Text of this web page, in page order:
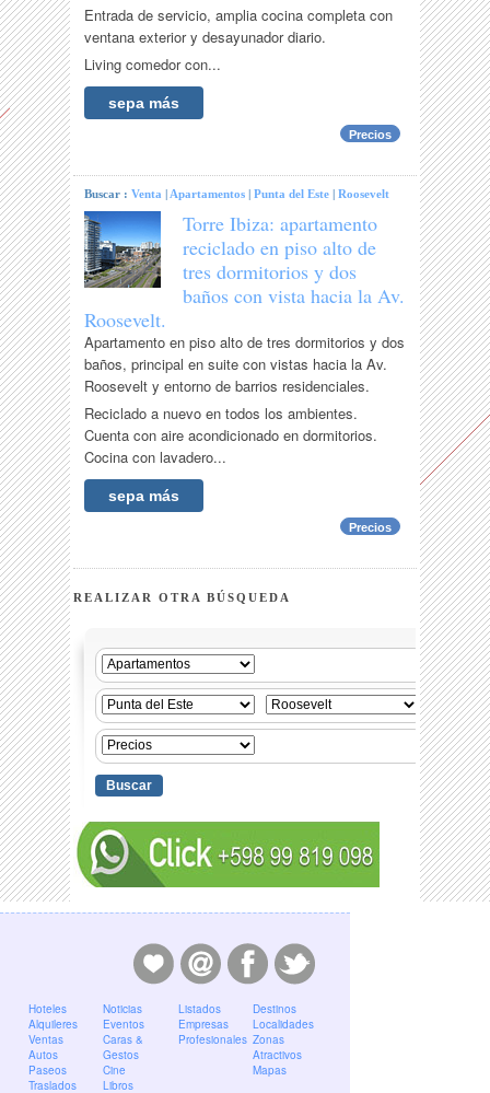
Entrada de servicio, amplia cocina completa con
ventana exterior y desayunador diario.
Living comedor con...
sepa más
Precios
Buscar :Venta | Apartamentos |Punta del Este |Roosevelt
Torre Ibiza: apartamento
reciclado en piso alto de
tres dormitorios y dos
baños con vista hacia la Av.
Roosevelt.
Apartamento en piso alto de tres dormitorios y dos
baños, principal en suite con vistas hacia la Av.
Roosevelt y entorno de barrios residenciales.
Reciclado a nuevo en todos los ambientes.
Cuenta con aire acondicionado en dormitorios.
Cocina con lavadero...
sepa más
Precios
REALIZAR OTRA BÚSQUEDA
Hoteles
Alquileres
Ventas
Autos
Paseos
Traslados
Noticias
Eventos
Caras &
Gestos
Cine
Libros
Listados
Empresas
Profesionales
Destinos
Localidades
Zonas
Atractivos
Mapas